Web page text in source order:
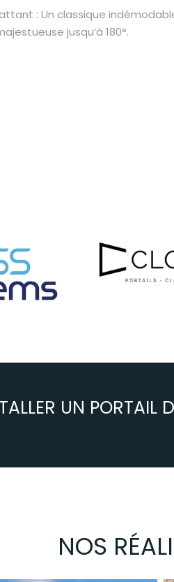
: Un classique
jusqu’à 180°.
UN PORTAIL
NOS